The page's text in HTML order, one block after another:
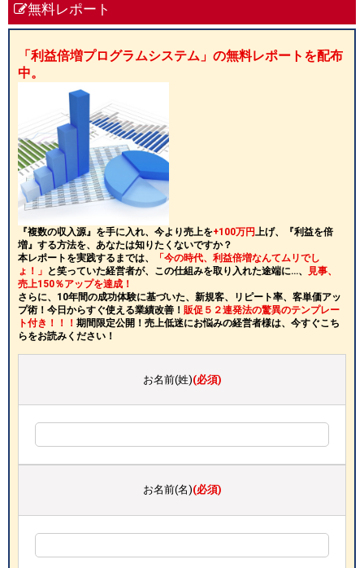
無料レポート
「利益倍増プログラムシステム」の無料レポートを配布
中。
『複数の収入源』を手に入れ、今より売上を+100万円 上げ、『利益を倍
増』する方法を、あなたは知りたくないですか？
本レポートを実践するまでは、
「今の時代、利益倍増なんてムリでし
ょ！」 と笑っていた経営者が、この仕組みを取り入れた途端に…、
見事、
売上150％アップを達成！
さらに、10年間の成功体験に基づいた、新規客、リピート率、客単価アッ
プ術！今日からすぐ使える業績改善！ 販促５２連発法の驚異のテンプレー
ト付き！！！ 期間限定公開！売上低迷にお悩みの経営者様は、今すぐこち
らをお読みください！
お名前(姓)(必須)
お名前(名)(必須)